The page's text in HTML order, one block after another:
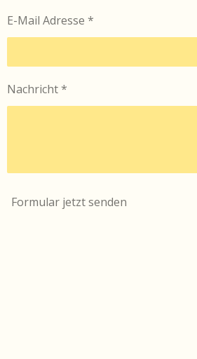
E-Mail Adresse *
Nachricht *
Formular jetzt senden